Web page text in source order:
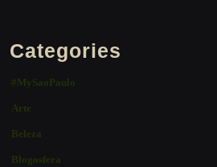
Categories
#MySaoPaulo
Arte
Beleza
Blogosfera